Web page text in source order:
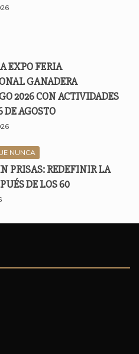
EXPO FERIA
GANADERA
2026 CON ACTIVIDADES
DE AGOSTO
NUNCA
PRISAS: REDEFINIR LA
DE LOS 60